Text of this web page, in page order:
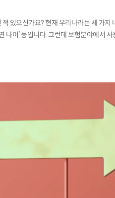
있으신가요? 현재 우리나라는 세 가지
나이’ 등입니다. 그런데 보험분야에서